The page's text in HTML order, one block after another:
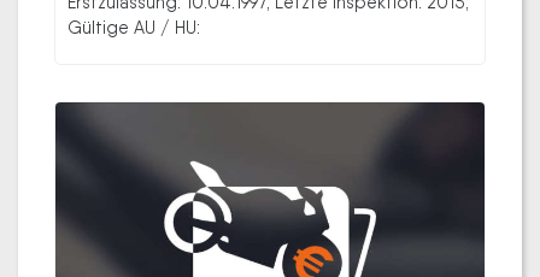
Gültige AU / HU: